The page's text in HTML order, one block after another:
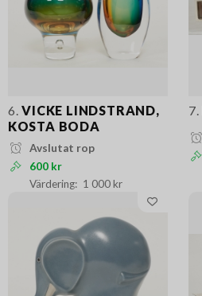
6. VICKE LINDSTRAND,
KOSTA BODA
Avslutat rop
600 kr
1 000 kr
7.